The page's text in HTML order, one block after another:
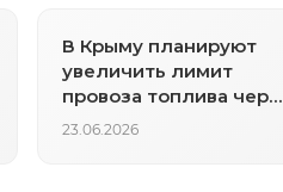
В Крыму планируют
увеличить лимит
провоза топлива через
мост до 200 литров
23.06.2026